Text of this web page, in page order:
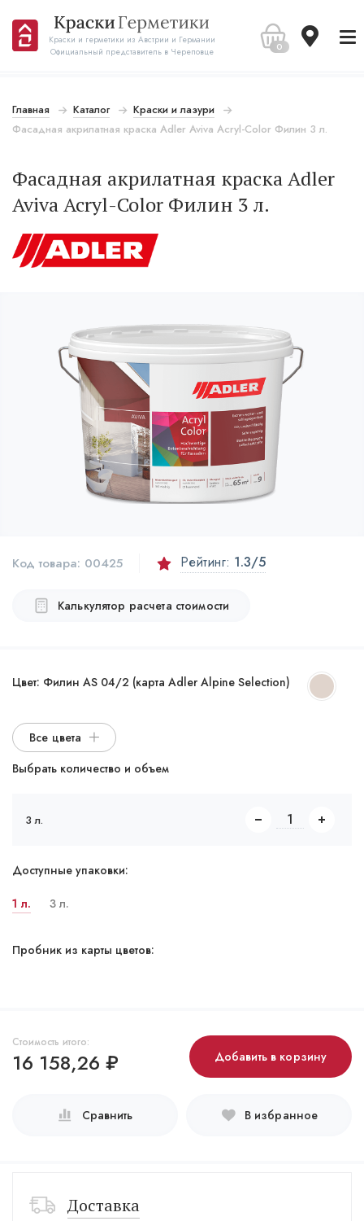
Краски и герметики из Австрии и Германии
Официальный представитель в Череповце
0
Главная Каталог
Краски и лазури
Фасадная акрилатная краска Adler Aviva Acryl-Color Филин 3 л.
Фасадная акрилатная краска Adler
Aviva Acryl-Color Филин 3 л.
Код товара: 00425 Рейтинг: 1.3/5
Калькулятор расчета стоимости
Цвет: Филин AS 04/2 (карта Adler Alpine Selection)
Все цвета
Выбрать количество и объем
3 л.
Доступные упаковки:
1 л. 3 л.
Пробник из карты цветов:
Стоимость итого:
16 158,26 ₽ Добавить в корзину
Сравнить В избранное
Доставка